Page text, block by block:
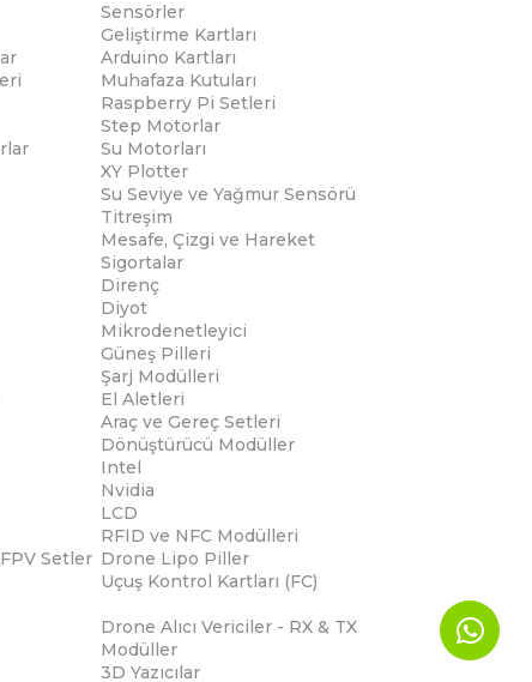
Sensörler
Geliştirme Kartları
Arduino Kartları
Muhafaza Kutuları
Raspberry Pi Setleri
Step Motorlar
Su Motorları
XY Plotter
Su Seviye ve Yağmur Sensörü
Titreşim
Mesafe, Çizgi ve Hareket
Sigortalar
Direnç
Diyot
Mikrodenetleyici
Güneş Pilleri
Şarj Modülleri
El Aletleri
Araç ve Gereç Setleri
Dönüştürücü Modüller
Intel
Nvidia
LCD
RFID ve NFC Modülleri
Setler Drone Lipo Piller
Uçuş Kontrol Kartları (FC)
Drone Alıcı Vericiler - RX & TX
Modüller
3D Yazıcılar